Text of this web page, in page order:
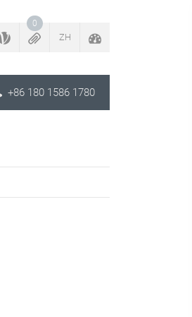
返回配置程序
0
ZH
+86 180 1586 1780